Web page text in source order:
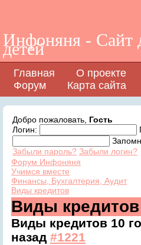
Инфоняня - Сайт
детей
Главная О проекте
Форум
Карта сайта
Добро пожаловать, Гость
Логин:
Забыли пароль? Забыли логин?
Форум Инфоняня
Учимся вместе
Финансы, Бухгалтерия, Аудит
Виды кредитов
Виды кредитов
Виды кредитов 10
назад #1221